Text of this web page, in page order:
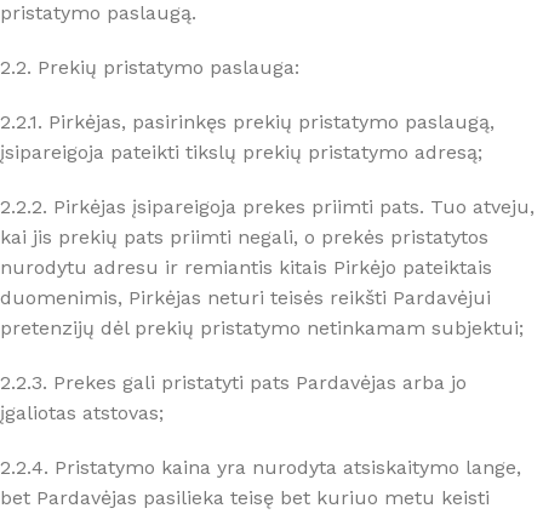
pristatymo paslaugą.
2.2. Prekių pristatymo paslauga:
2.2.1. Pirkėjas, pasirinkęs prekių pristatymo paslaugą,
įsipareigoja pateikti tikslų prekių pristatymo adresą;
2.2.2. Pirkėjas įsipareigoja prekes priimti pats. Tuo atveju,
kai jis prekių pats priimti negali, o prekės pristatytos
nurodytu adresu ir remiantis kitais Pirkėjo pateiktais
duomenimis, Pirkėjas neturi teisės reikšti Pardavėjui
pretenzijų dėl prekių pristatymo netinkamam subjektui;
2.2.3. Prekes gali pristatyti pats Pardavėjas arba jo
įgaliotas atstovas;
2.2.4. Pristatymo kaina yra nurodyta atsiskaitymo lange,
bet Pardavėjas pasilieka teisę bet kuriuo metu keisti